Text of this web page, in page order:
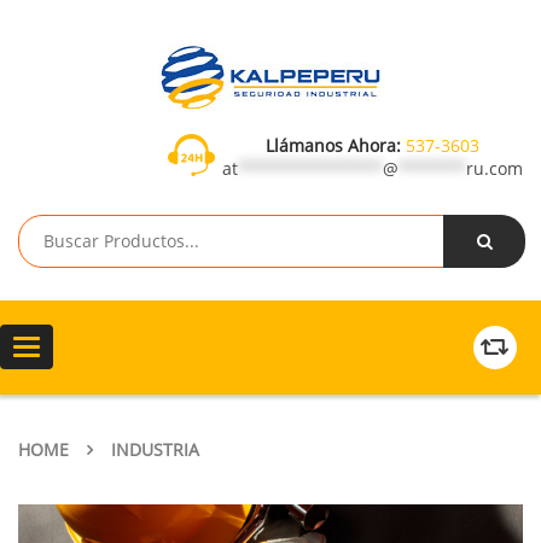
Llámanos Ahora: 537-3603
at
@ ru.com
Toggle
navigation
HOME INDUSTRIA